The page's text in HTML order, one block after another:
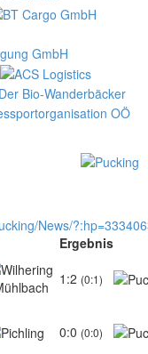
News/
Ergebnis
1:2 (0:1)
0:0 (0:0)